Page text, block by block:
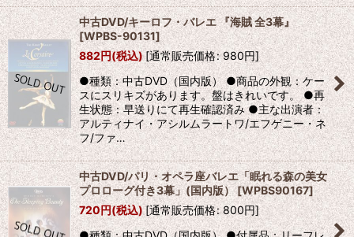
中古DVD/キーロフ・バレエ 『海賊 全3幕』
[WPBS-90131]
882円(税込)[通常販売価格: 980円]
●種類：中古DVD（国内版） ●商品の外観：ケー
スにスリキズがあります。盤はきれいです。 ●再
生状態：早送りにて再生確認済み ●主な出演者：
アルティナイ・アシルムラートワ/エフゲニー・ネ
フ/ファ…
中古DVD/パリ・オペラ座バレエ「眠れる森の美女
プロローグ付き3幕」(国内版） [WPBS90167]
720円(税込)[通常販売価格: 800円]